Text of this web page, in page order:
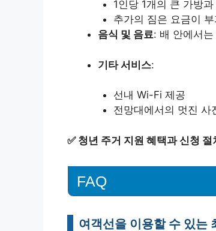
1인당 1개의 큰 가방
추가의 짐은 요금이
음식 및 음료: 배 안에서
기타 서비스:
선내 Wi-Fi 제공
전망대에서의 멋진 사
✅ 청년 주거 지원 혜택과 신청
FAQ
여객선을 이용할 수 있는